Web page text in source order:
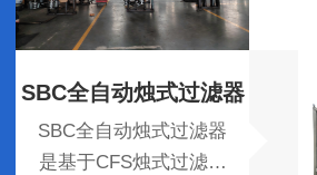
SBC全自动烛式过滤器
SBC全自动烛式过滤器
是基于CFS烛式过滤…